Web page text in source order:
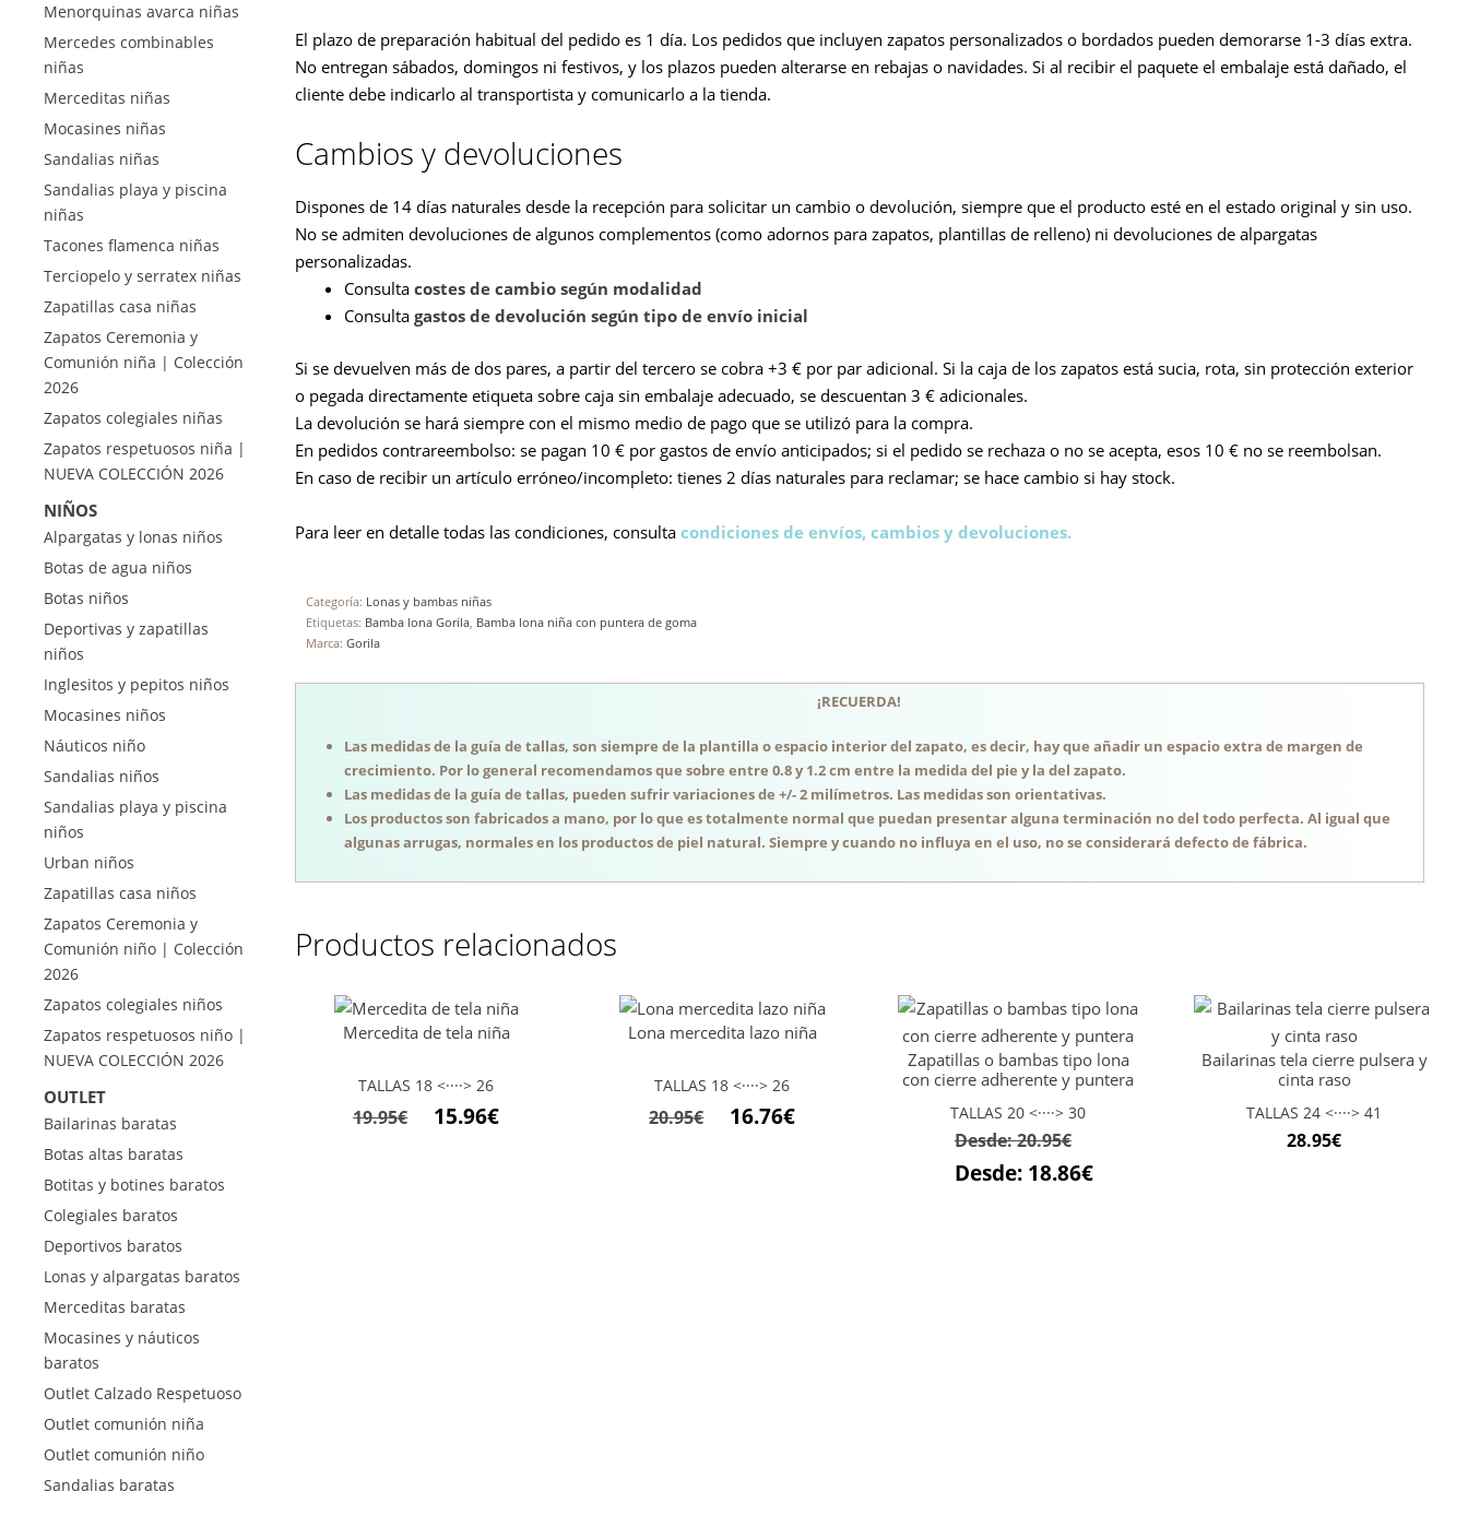
El plazo de preparación habitual del pedido es 1 día. Los pedidos que incluyen zapatos personalizados o bordados pueden demorarse 1-3 días extra.
No entregan sábados, domingos ni festivos, y los plazos pueden alterarse en rebajas o navidades. Si al recibir el paquete el embalaje está dañado, el
cliente debe indicarlo al transportista y comunicarlo a la tienda.
Cambios y devoluciones
Dispones de 14 días naturales desde la recepción para solicitar un cambio o devolución, siempre que el producto esté en el estado original y sin uso.
No se admiten devoluciones de algunos complementos (como adornos para zapatos, plantillas de relleno) ni devoluciones de alpargatas
personalizadas.
Consulta costes de cambio según modalidad
Consulta gastos de devolución según tipo de envío inicial
Si se devuelven más de dos pares, a partir del tercero se cobra +3 € por par adicional. Si la caja de los zapatos está sucia, rota, sin protección exterior
o pegada directamente etiqueta sobre caja sin embalaje adecuado, se descuentan 3 € adicionales.
La devolución se hará siempre con el mismo medio de pago que se utilizó para la compra.
En pedidos contrareembolso: se pagan 10 € por gastos de envío anticipados; si el pedido se rechaza o no se acepta, esos 10 € no se reembolsan.
En caso de recibir un artículo erróneo/incompleto: tienes 2 días naturales para reclamar; se hace cambio si hay stock.
Para leer en detalle todas las condiciones, consulta condiciones de envíos, cambios y devoluciones.
Categoría: Lonas y bambas niñas
Etiquetas: Bamba lona Gorila, Bamba lona niña con puntera de goma
Marca: Gorila
¡RECUERDA!
Las medidas de la guía de tallas, son siempre de la plantilla o espacio interior del zapato, es decir, hay que añadir un espacio extra de margen de
crecimiento. Por lo general recomendamos que sobre entre 0.8 y 1.2 cm entre la medida del pie y la del zapato.
Las medidas de la guía de tallas, pueden sufrir variaciones de +/- 2 milímetros. Las medidas son orientativas.
Los productos son fabricados a mano, por lo que es totalmente normal que puedan presentar alguna terminación no del todo perfecta. Al igual que
algunas arrugas, normales en los productos de piel natural. Siempre y cuando no influya en el uso, no se considerará defecto de fábrica.
Productos relacionados
Mercedita de tela niña
TALLAS 18 <····> 26
19.95€
El15.96€El
Lona mercedita lazo niña
TALLAS 18 <····> 26
20.95€
El16.76€El
Zapatillas o bambas tipo lona
con cierre adherente y puntera
TALLAS 20 <····> 30
Desde:20.95€
Desde: 18.86€
Bailarinas tela cierre pulsera y
cinta raso
TALLAS 24 <····> 41
28.95€
Menorquinas avarca niñas
Mercedes combinables
niñas
Merceditas niñas
Mocasines niñas
Sandalias niñas
Sandalias playa y piscina
niñas
Tacones flamenca niñas
Terciopelo y serratex niñas
Zapatillas casa niñas
Zapatos Ceremonia y
Comunión niña | Colección
2026
Zapatos colegiales niñas
Zapatos respetuosos niña |
NUEVA COLECCIÓN 2026
NIÑOS
Alpargatas y lonas niños
Botas de agua niños
Botas niños
Deportivas y zapatillas
niños
Inglesitos y pepitos niños
Mocasines niños
Náuticos niño
Sandalias niños
Sandalias playa y piscina
niños
Urban niños
Zapatillas casa niños
Zapatos Ceremonia y
Comunión niño | Colección
2026
Zapatos colegiales niños
Zapatos respetuosos niño |
NUEVA COLECCIÓN 2026
OUTLET
Bailarinas baratas
Botas altas baratas
Botitas y botines baratos
Colegiales baratos
Deportivos baratos
Lonas y alpargatas baratos
Merceditas baratas
Mocasines y náuticos
baratos
Outlet Calzado Respetuoso
Outlet comunión niña
Outlet comunión niño
Sandalias baratas